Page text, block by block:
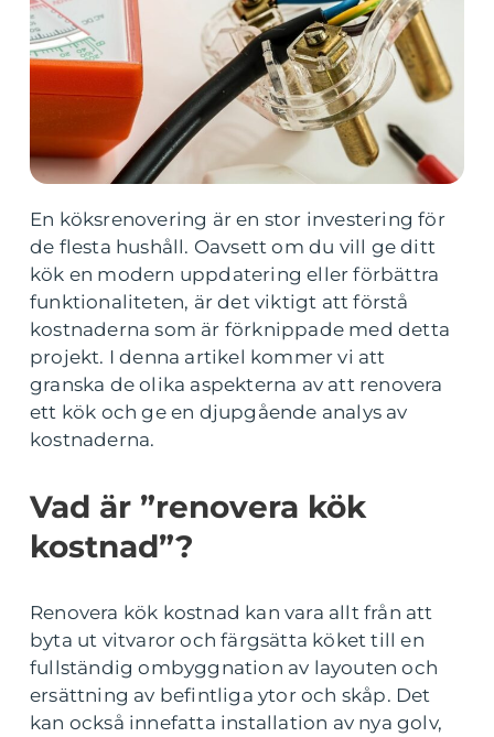
En köksrenovering är en stor investering för
de flesta hushåll. Oavsett om du vill ge ditt
kök en modern uppdatering eller förbättra
funktionaliteten, är det viktigt att förstå
kostnaderna som är förknippade med detta
projekt. I denna artikel kommer vi att
granska de olika aspekterna av att renovera
ett kök och ge en djupgående analys av
kostnaderna.
Vad är ”renovera kök
kostnad”?
Renovera kök kostnad kan vara allt från att
byta ut vitvaror och färgsätta köket till en
fullständig ombyggnation av layouten och
ersättning av befintliga ytor och skåp. Det
kan också innefatta installation av nya golv,